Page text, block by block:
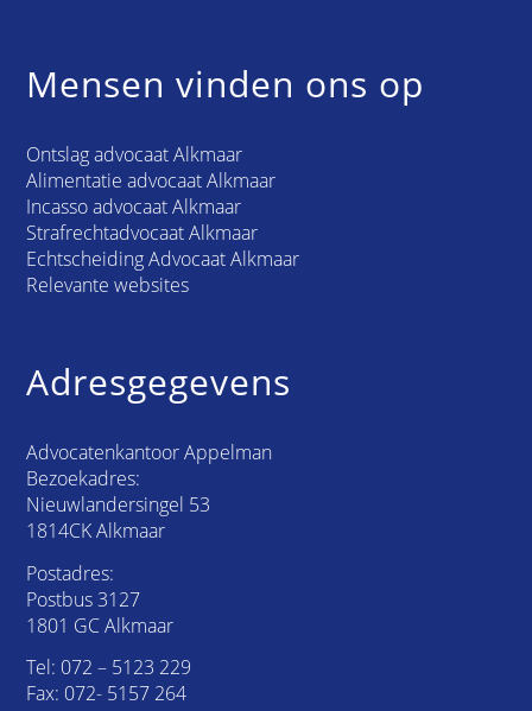
Mensen vinden ons op
Ontslag advocaat Alkmaar
Alimentatie advocaat Alkmaar
Incasso advocaat Alkmaar
Strafrechtadvocaat Alkmaar
Echtscheiding Advocaat Alkmaar
Relevante websites
Adresgegevens
Advocatenkantoor Appelman
Bezoekadres:
Nieuwlandersingel 53
1814CK Alkmaar
Postadres:
Postbus 3127
1801 GC Alkmaar
Tel: 072 – 5123 229
Fax: 072- 5157 264